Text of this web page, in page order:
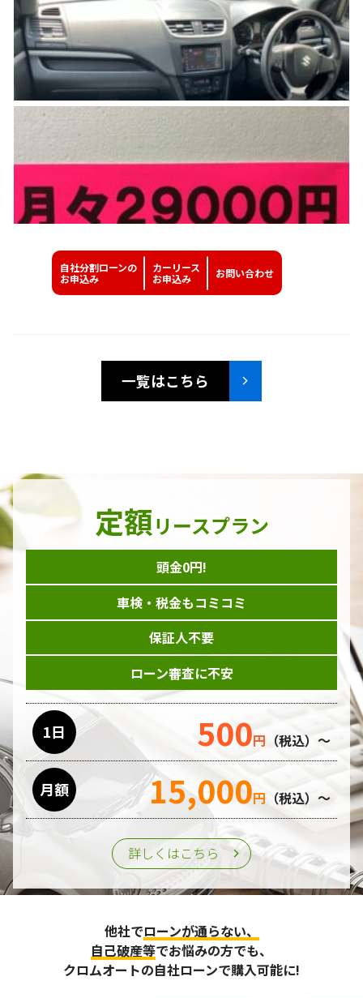
自社分割ローンの
お申込み
カーリース
お申込み
お問い合わせ
一覧はこちら
定額リースプラン
頭金0円!
車検・税金もコミコミ
保証人不要
ローン審査に不安
1日 500円 （税込）～
月額 15,000円 （税込）～
詳しくはこちら
他社でローンが通らない、
自己破産等でお悩みの方でも、
クロムオートの自社ローンで購入可能に!